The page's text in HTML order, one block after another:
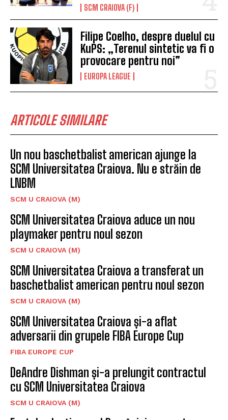
SCM CRAIOVA (F)
Filipe Coelho, despre duelul cu
KuPS: „Terenul sintetic va fi o
provocare pentru noi”
EUROPA LEAGUE
ARTICOLE SIMILARE
Un nou baschetbalist american ajunge la
SCM Universitatea Craiova. Nu e străin de
LNBM
SCM U CRAIOVA (M)
SCM Universitatea Craiova aduce un nou
playmaker pentru noul sezon
SCM U CRAIOVA (M)
SCM Universitatea Craiova a transferat un
baschetbalist american pentru noul sezon
SCM U CRAIOVA (M)
SCM Universitatea Craiova și-a aflat
adversarii din grupele FIBA Europe Cup
FIBA EUROPE CUP
DeAndre Dishman și-a prelungit contractul
cu SCM Universitatea Craiova
SCM U CRAIOVA (M)